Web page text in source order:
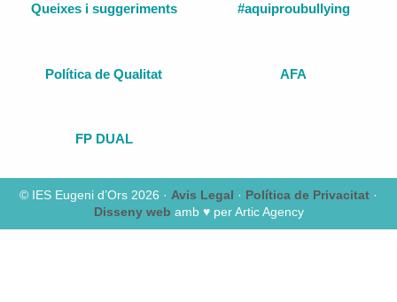
Queixes i suggeriments #aquiproubullying
Política de Qualitat AFA
FP DUAL
© IES Eugeni d’Ors 2026 · Avis Legal · Política de Privacitat ·
Disseny web amb ♥️ per Artic Agency